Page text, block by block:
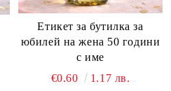
Етикет за бутилка за
юбилей на жена 50 години
с име
€0.60
1.17 лв.